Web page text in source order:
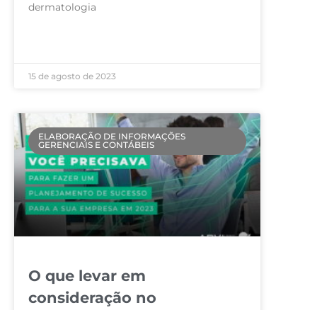
dermatologia
15 de agosto de 2023
ELABORAÇÃO DE INFORMAÇÕES
GERENCIAIS E CONTÁBEIS
O que levar em
consideração no